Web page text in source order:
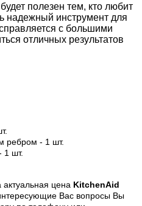
полезен тем, кто любит
надежный инструмент для
с большими
отличных результатов
ребром - 1 шт.
1 шт.
цена KitchenAid
Вас вопросы Вы